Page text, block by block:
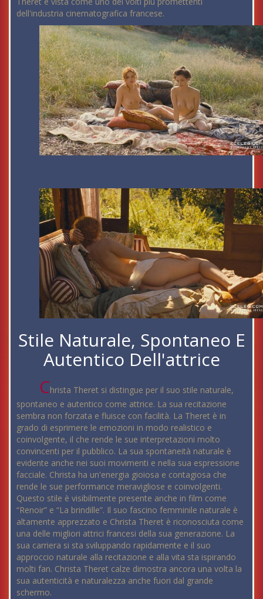
dell'industria cinematografica francese.
Stile Naturale, Spontaneo E
Autentico Dell'attrice
Christa Theret si distingue per il suo stile naturale,
spontaneo e autentico come attrice. La sua recitazione
sembra non forzata e fluisce con facilità. La Theret è in
grado di esprimere le emozioni in modo realistico e
coinvolgente, il che rende le sue interpretazioni molto
convincenti per il pubblico. La sua spontaneità naturale è
evidente anche nei suoi movimenti e nella sua espressione
facciale. Christa ha un'energia gioiosa e contagiosa che
rende le sue performance meravigliose e coinvolgenti.
Questo stile è visibilmente presente anche in film come
“Renoir” e “La brindille”. Il suo fascino femminile naturale è
altamente apprezzato e Christa Theret è riconosciuta come
una delle migliori attrici francesi della sua generazione. La
sua carriera si sta sviluppando rapidamente e il suo
approccio naturale alla recitazione e alla vita sta ispirando
molti fan. Christa Theret calze dimostra ancora una volta la
sua autenticità e naturalezza anche fuori dal grande
schermo.